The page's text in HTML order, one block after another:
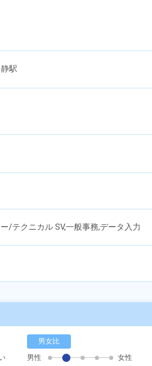
駅
/テクニカル SV,一般事務,データ入力
男女比
男性
女性
あるモノに魅了され続け気がつけばマ
に！？ディープな世界にあなたもきっ